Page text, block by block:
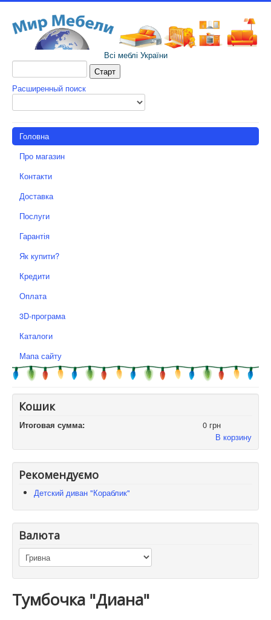
Всі меблі України
Расширенный поиск
Головна
Про магазин
Контакти
Доставка
Послуги
Гарантія
Як купити?
Кредити
Оплата
3D-програма
Каталоги
Мапа сайту
Кошик
Итоговая сумма:
0 грн
В корзину
Рекомендуємо
Детский диван "Кораблик"
Валюта
Тумбочка "Диана"